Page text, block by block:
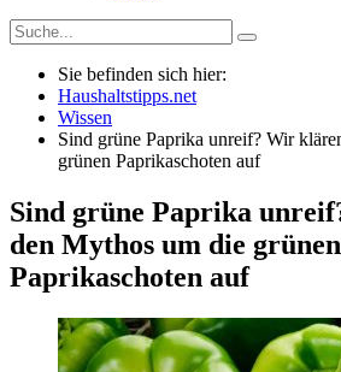
Sie befinden sich hier:
Haushaltstipps.net
Wissen
Sind grüne Paprika unreif? Wir
grünen Paprikaschoten auf
Sind grüne Paprika
den Mythos um die grünen
Paprikaschoten auf